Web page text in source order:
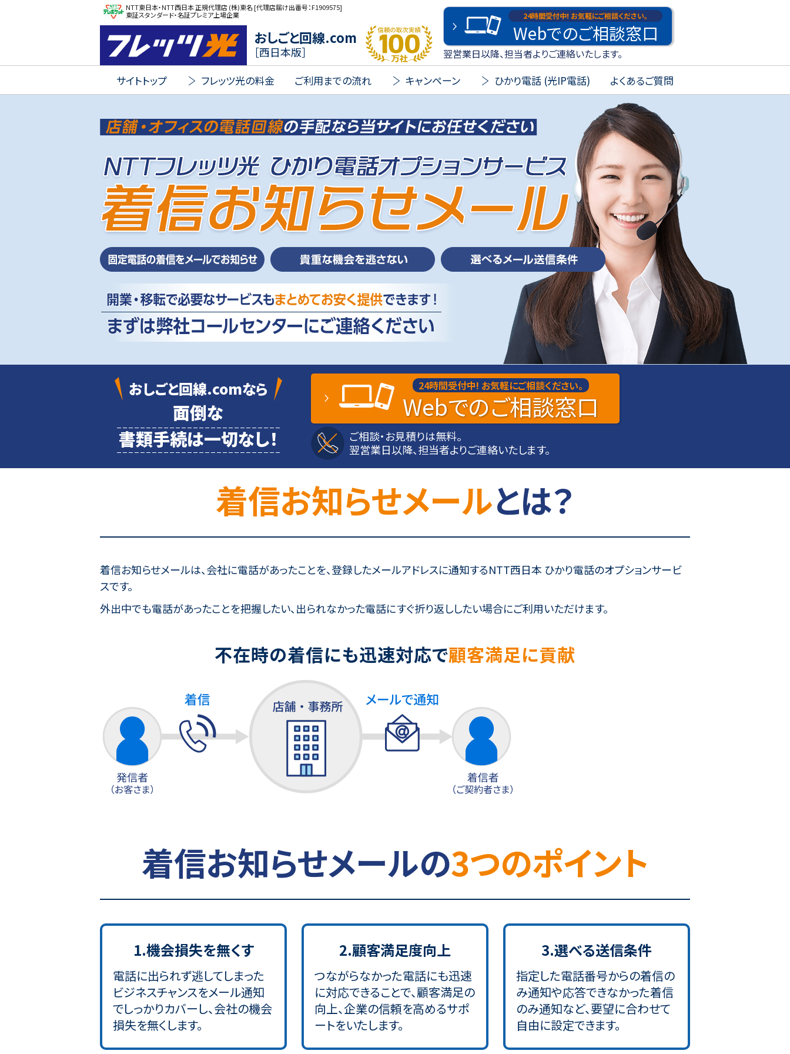
NTT東日本・NTT西日本 正規代理店 (株)東名 [代理店届け出番号：F1909575]
東証スタンダード・名証プレミア上場企業
おしごと回線.com
［西日本版］
24時間受付中! お気軽にご相談ください。
Webでのご相談窓口
翌営業日以降、担当者よりご連絡いたします。
サイトトップ フレッツ光の料金 ご利用までの流れ キャンペーン ひかり電話 (光IP電話) よくあるご質問
おしごと回線.comなら
面倒な
書類手続は一切なし！
24時間受付中! お気軽にご相談ください。
Webでのご相談窓口
ご相談・お見積りは無料。
翌営業日以降、担当者よりご連絡いたします。
着信お知らせメールとは？
着信お知らせメールは、会社に電話があったことを、登録したメールアドレスに通知するNTT西日本 ひかり電話のオプションサービ
スです。
外出中でも電話があったことを把握したい、出られなかった電話にすぐ折り返ししたい場合にご利用いただけます。
不在時の着信にも迅速対応で顧客満足に貢献
着信お知らせメールの3つのポイント
1.機会損失を無くす
電話に出られず逃してしまった
ビジネスチャンスをメール通知
でしっかりカバーし、会社の機会
損失を無くします。
2.顧客満足度向上
つながらなかった電話にも迅速
に対応できることで、顧客満足の
向上、企業の信頼を高めるサポ
ートをいたします。
3.選べる送信条件
指定した電話番号からの着信の
み通知や応答できなかった着信
のみ通知など、要望に合わせて
自由に設定できます。